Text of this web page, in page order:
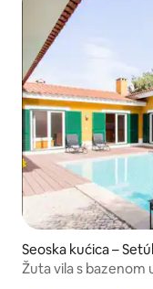
Seoska kućica –
Žuta vila s bazenom